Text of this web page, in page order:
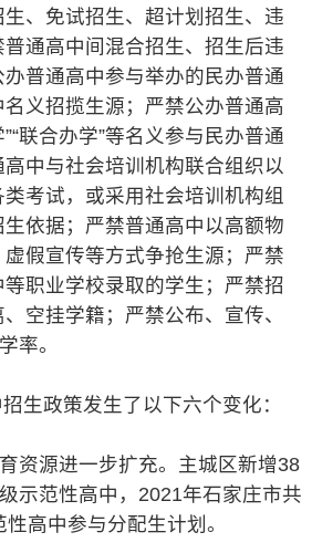
、免试招生、超计划招生、违
通高中间混合招生、招生后违
普通高中参与举办的民办普通
义招揽生源；严禁公办普通高
”“联合办学”等名义参与民办普通
中与社会培训机构联合组织以
考试，或采用社会培训机构组
依据；严禁普通高中以高额物
假宣传等方式争抢生源；严禁
职业学校录取的学生；严禁招
空挂学籍；严禁公布、宣传、
率。
政策发生了以下六个变化：
源进一步扩充。主城区新增38
示范性高中，2021年石家庄市共
高中参与分配生计划。